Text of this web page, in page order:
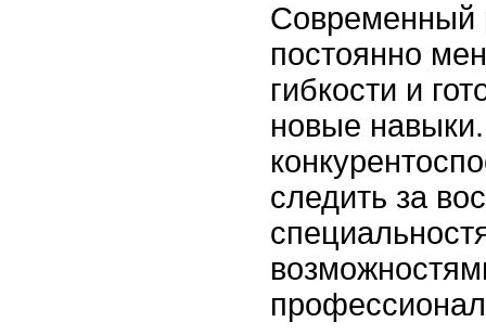
Современный
постоянно
гибкости и
новые
следить за